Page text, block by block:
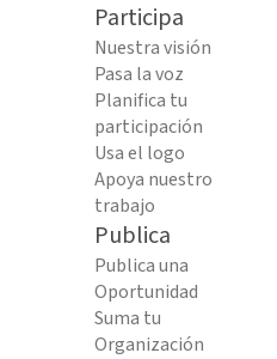
Participa
Nuestra visión
Pasa la voz
Planifica tu
participación
Usa el logo
Apoya nuestro
trabajo
Publica
Publica una
Oportunidad
Suma tu
Organización